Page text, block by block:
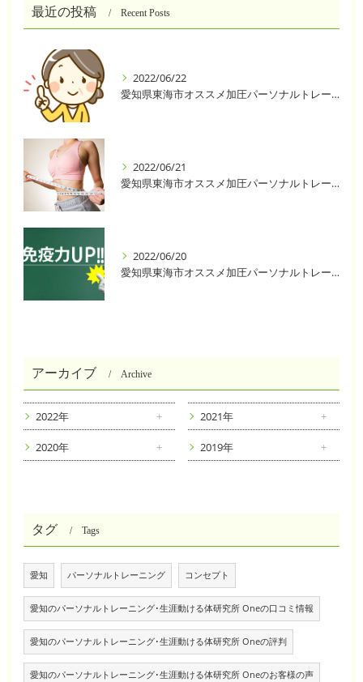
最近の投稿 Recent Posts
2022/06/22
愛知県東海市オススメ加圧パーソナルトレーニングジム One❣️
2022/06/21
愛知県東海市オススメ加圧パーソナルトレーニングジム One❣️
2022/06/20
愛知県東海市オススメ加圧パーソナルトレーニングジム One❣️
アーカイブ Archive
2022年 2021年
2020年 2019年
タグ Tags
愛知 パーソナルトレーニング コンセプト
愛知のパーソナルトレーニング･生涯動ける体研究所 Oneの口コミ情報
愛知のパーソナルトレーニング･生涯動ける体研究所 Oneの評判
愛知のパーソナルトレーニング･生涯動ける体研究所 Oneのお客様の声